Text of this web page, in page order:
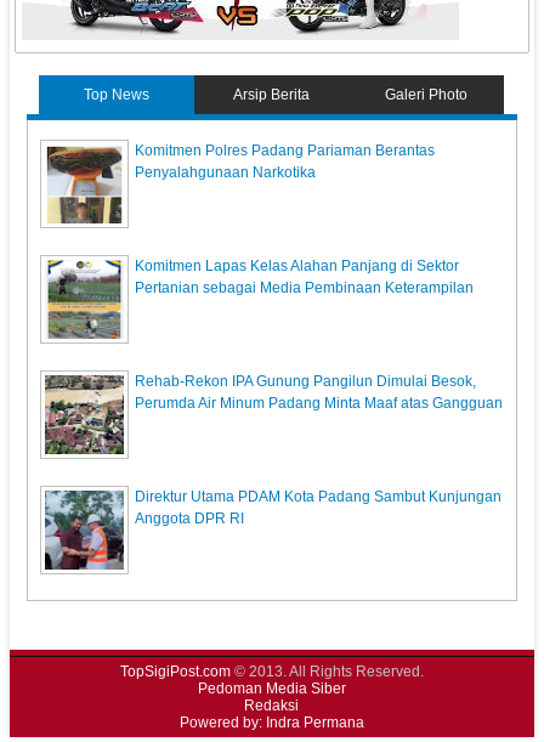
Top News Arsip Berita Galeri Photo
Komitmen Polres Padang Pariaman Berantas
Penyalahgunaan Narkotika
Komitmen Lapas Kelas Alahan Panjang di Sektor
Pertanian sebagai Media Pembinaan Keterampilan
Rehab-Rekon IPA Gunung Pangilun Dimulai Besok,
Perumda Air Minum Padang Minta Maaf atas Gangguan
Direktur Utama PDAM Kota Padang Sambut Kunjungan
Anggota DPR RI
TopSigiPost.com© 2013. All Rights Reserved.
Pedoman Media Siber
Redaksi
Powered by: Indra Permana